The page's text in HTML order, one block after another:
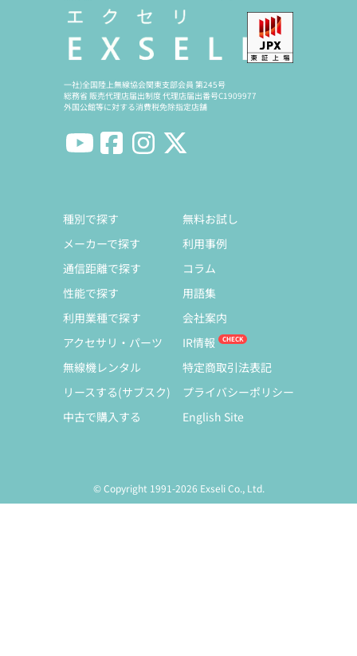
一社)全国陸上無線協会関東支部会員 第245号
総務省 販売代理店届出制度 代理店届出番号C1909977
外国公館等に対する消費税免除指定店舗
種別で探す
メーカーで探す
通信距離で探す
性能で探す
利用業種で探す
アクセサリ・パーツ
無線機レンタル
リースする(サブスク)
中古で購入する
無料お試し
利用事例
コラム
用語集
会社案内
IR情報
特定商取引法表記
プライバシーポリシー
English Site
© Copyright 1991-2026 Exseli Co., Ltd.